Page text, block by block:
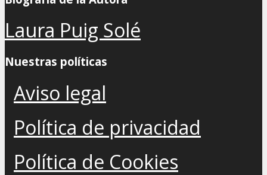
Laura Puig Solé
Nuestras políticas
Aviso legal
Política de privacidad
Política de Cookies